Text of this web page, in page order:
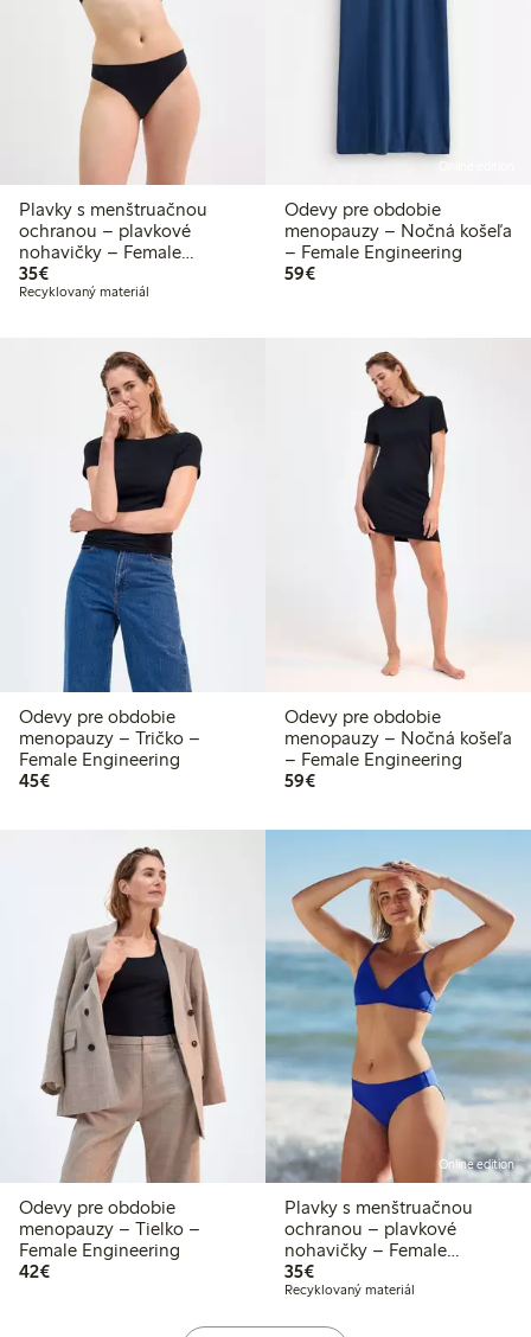
Plavky s menštruačnou
ochranou – plavkové
nohavičky – Female
Engineering
35€35,00 €
Recyklovaný materiál
Online edition
Odevy pre obdobie
menopauzy – Nočná košeľa
– Female Engineering
59€59,00 €
Odevy pre obdobie
menopauzy – Tričko –
Female Engineering
45€45,00 €
Odevy pre obdobie
menopauzy – Nočná košeľa
– Female Engineering
59€59,00 €
Odevy pre obdobie
menopauzy – Tielko –
Female Engineering
42€42,00 €
Online edition
Plavky s menštruačnou
ochranou – plavkové
nohavičky – Female
Engineering
35€35,00 €
Recyklovaný materiál